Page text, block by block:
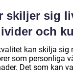
skiljer sig
och
kan skilja sig
som personliga
Det som kan